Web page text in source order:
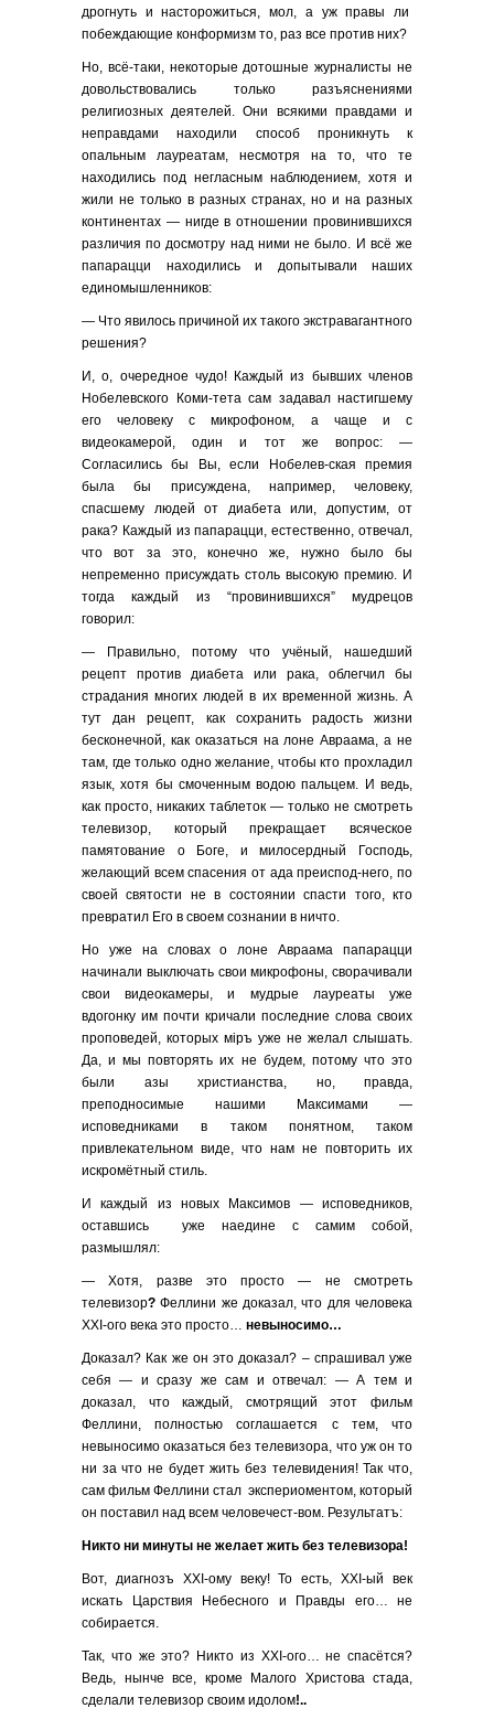
дрогнуть и насторожиться, мол, а уж правы ли
побеждающие конформизм то, раз все против них?
Но, всё-таки, некоторые дотошные журналисты не
довольствовались только разъяснениями
религиозных деятелей. Они всякими правдами и
неправдами находили способ проникнуть к
опальным лауреатам, несмотря на то, что те
находились под негласным наблюдением, хотя и
жили не только в разных странах, но и на разных
континентах — нигде в отношении провинившихся
различия по досмотру над ними не было. И всё же
папарацци находились и допытывали наших
единомышленников:
— Что явилось причиной их такого экстравагантного
решения?
И, о, очередное чудо! Каждый из бывших членов
Нобелевского Коми-тета сам задавал настигшему
его человеку с микрофоном, а чаще и с
видеокамерой, один и тот же вопрос: —
Согласились бы Вы, если Нобелев-ская премия
была бы присуждена, например, человеку,
спасшему людей от диабета или, допустим, от
рака? Каждый из папарацци, естественно, отвечал,
что вот за это, конечно же, нужно было бы
непременно присуждать столь высокую премию. И
тогда каждый из “провинившихся” мудрецов
говорил:
— Правильно, потому что учёный, нашедший
рецепт против диабета или рака, облегчил бы
страдания многих людей в их временной жизнь. А
тут дан рецепт, как сохранить радость жизни
бесконечной, как оказаться на лоне Авраама, а не
там, где только одно желание, чтобы кто прохладил
язык, хотя бы смоченным водою пальцем. И ведь,
как просто, никаких таблеток — только не смотреть
телевизор, который прекращает всяческое
памятование о Боге, и милосердный Господь,
желающий всем спасения от ада преиспод-него, по
своей святости не в состоянии спасти того, кто
превратил Его в своем сознании в ничто.
Но уже на словах о лоне Авраама папарацци
начинали выключать свои микрофоны, сворачивали
свои видеокамеры, и мудрые лауреаты уже
вдогонку им почти кричали последние слова своих
проповедей, которых мiръ уже не желал слышать.
Да, и мы повторять их не будем, потому что это
были азы христианства, но, правда,
преподносимые нашими Максимами —
исповедниками в таком понятном, таком
привлекательном виде, что нам не повторить их
искромётный стиль.
И каждый из новых Максимов — исповедников,
оставшись уже наедине с самим собой,
размышлял:
— Хотя, разве это просто — не смотреть
телевизор?Феллини же доказал, что для человека
ХХI-ого века это просто… невыносимо…
Доказал? Как же он это доказал? – спрашивал уже
себя — и сразу же сам и отвечал: — А тем и
доказал, что каждый, смотрящий этот фильм
Феллини, полностью соглашается с тем, что
невыносимо оказаться без телевизора, что уж он то
ни за что не будет жить без телевидения! Так что,
сам фильм Феллини стал экспериоментом, который
он поставил над всем человечест-вом. Результатъ:
Никто ни минуты не желает жить без телевизора!
Вот, диагнозъ ХХI-ому веку! То есть, ХХI-ый век
искать Царствия Небесного и Правды его… не
собирается.
Так, что же это? Никто из ХХI-ого… не спасётся?
Ведь, нынче все, кроме Малого Христова стада,
сделали телевизор своим идолом!..